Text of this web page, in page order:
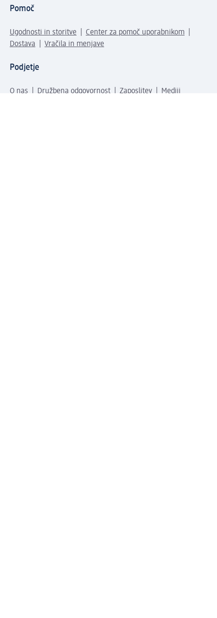
Pomoč
Ugodnosti in storitve
Center za pomoč uporabnikom
Dostava
Vračila in menjave
Podjetje
O nas Družbena odgovornost Zaposlitev Mediji